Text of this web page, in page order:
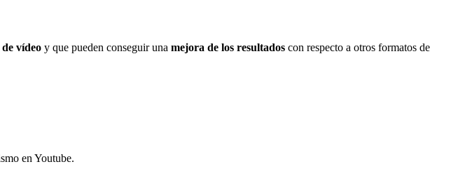
vídeo y que pueden conseguir una mejora de los resultados con respecto a otros formatos de
en Youtube.